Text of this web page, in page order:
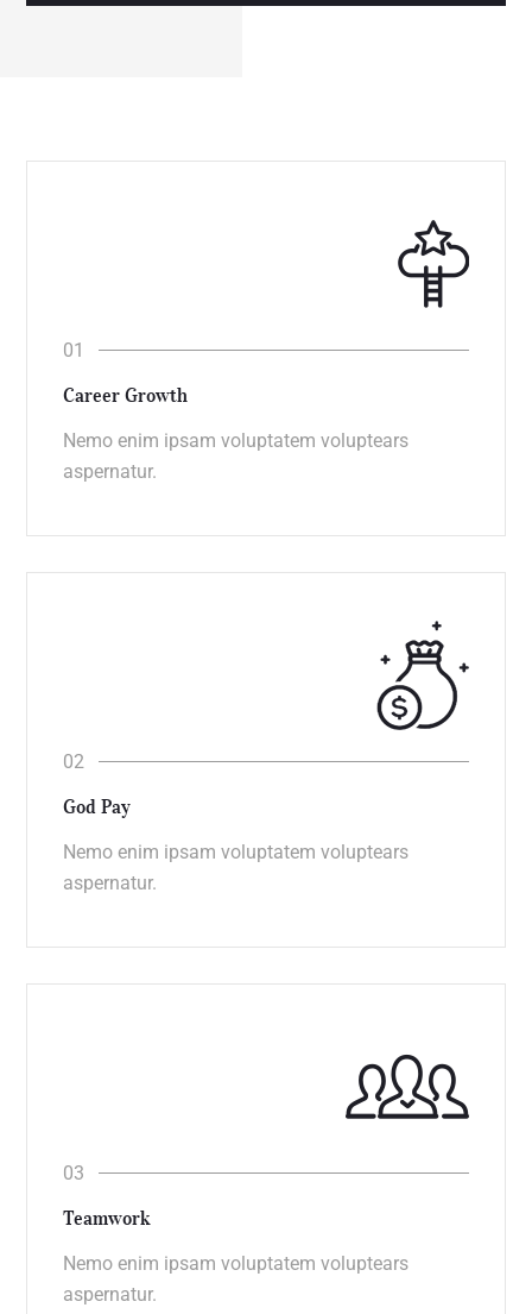
Career Growth
Nemo enim ipsam voluptatem voluptears
aspernatur.
God Pay
Nemo enim ipsam voluptatem voluptears
aspernatur.
Teamwork
Nemo enim ipsam voluptatem voluptears
aspernatur.